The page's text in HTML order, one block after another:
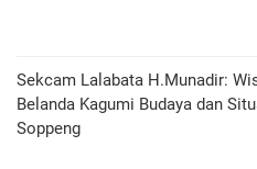
Sekcam Lalabata H.Munadir:
Belanda Kagumi Budaya dan
Soppeng